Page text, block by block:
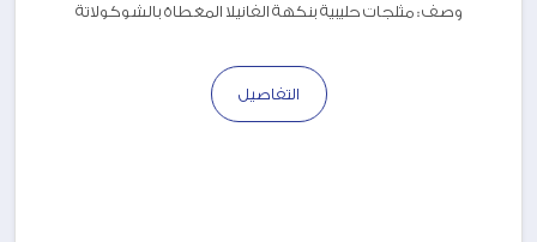
وصف : مثلجات حليبية بنكهة الفانيلا المغطاة بالشوكولاتة
التفاصيل